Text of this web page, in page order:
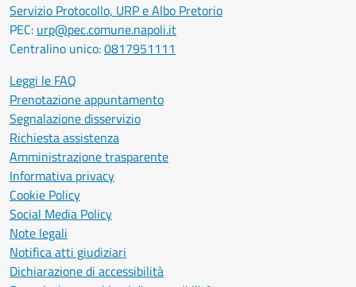
Servizio Protocollo, URP e Albo Pretorio
PEC: urp@pec.comune.napoli.it
Centralino unico:0817951111
Leggi le FAQ
Prenotazione appuntamento
Segnalazione disservizio
Richiesta assistenza
Amministrazione trasparente
Informativa privacy
Cookie Policy
Social Media Policy
Note legali
Notifica atti giudiziari
Dichiarazione di accessibilità